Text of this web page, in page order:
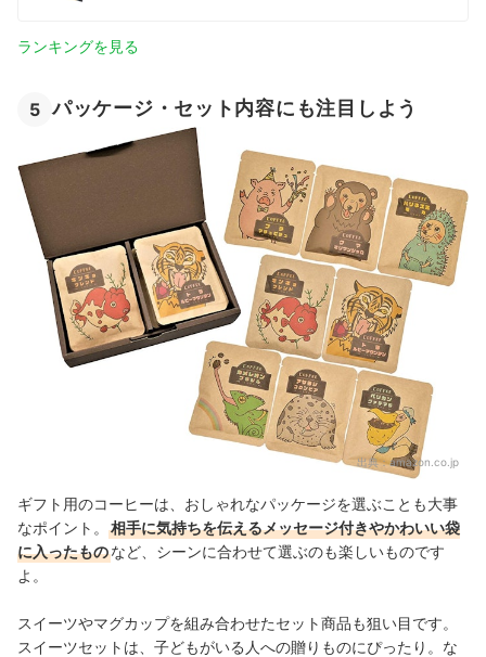
ランキングを見る
5 パッケージ・セット内容にも注目しよう
出典：amazon.co.jp
ギフト用のコーヒーは、おしゃれなパッケージを選ぶことも大事
なポイント。
相手に気持ちを伝えるメッセージ付きやかわいい袋
に入ったものなど、シーンに合わせて選ぶのも楽しいものです
よ。
スイーツやマグカップを組み合わせたセット商品も狙い目です。
スイーツセットは、子どもがいる人への贈りものにぴったり。な